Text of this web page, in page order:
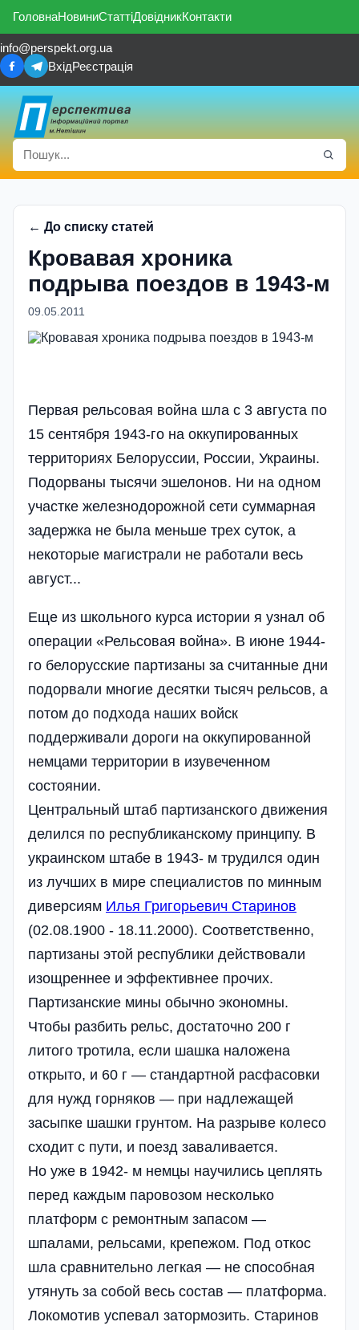
ГоловнаНовиниСтаттіДовідникКонтакти
info@perspekt.org.ua
ВхідРеєстрація
← До списку статей
Кровавая хроника
подрыва поездов в 1943-м
09.05.2011
Первая рельсовая война шла с 3 августа по
15 сентября 1943-го на оккупированных
территориях Белоруссии, России, Украины.
Подорваны тысячи эшелонов. Ни на одном
участке железнодорожной сети суммарная
задержка не была меньше трех суток, а
некоторые магистрали не работали весь
август...
Еще из школьного курса истории я узнал об
операции «Рельсовая война». В июне 1944-
го белорусские партизаны за считанные дни
подорвали многие десятки тысяч рельсов, а
потом до подхода наших войск
поддерживали дороги на оккупированной
немцами территории в изувеченном
состоянии.
Центральный штаб партизанского движения
делился по республиканскому принципу. В
украинском штабе в 1943- м трудился один
из лучших в мире специалистов по минным
диверсиям Илья Григорьевич Старинов
(02.08.1900 - 18.11.2000). Соответственно,
партизаны этой республики действовали
изощреннее и эффективнее прочих.
Партизанские мины обычно экономны.
Чтобы разбить рельс, достаточно 200 г
литого тротила, если шашка наложена
открыто, и 60 г — стандартной расфасовки
для нужд горняков — при надлежащей
засыпке шашки грунтом. На разрыве колесо
сходит с пути, и поезд заваливается.
Но уже в 1942- м немцы научились цеплять
перед каждым паровозом несколько
платформ с ремонтным запасом —
шпалами, рельсами, крепежом. Под откос
шла сравнительно легкая — не способная
утянуть за собой весь состав — платформа.
Локомотив успевал затормозить. Старинов